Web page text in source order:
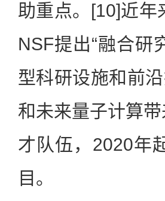
助重点。[10]近年
NSF提出“融合研
型科研设施和前
和未来量子计算
才队伍，2020年
目。